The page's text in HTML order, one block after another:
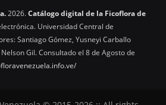
2026.Catálogo digital de la Ficoflora de
Universidad Central de
Santiago Gómez, Yusneyi Carballo
Gil. Consultado el 8 de Agosto de